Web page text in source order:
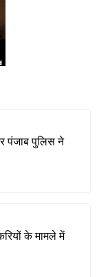
पंजाब पुलिस ने
के मामले में